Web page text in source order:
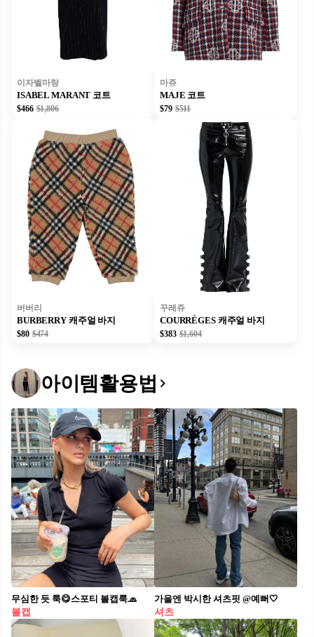
이자벨마랑
ISABEL MARANT 코트
$466 $1,806
마쥬
MAJE 코트
$79 $511
버버리
BURBERRY 캐주얼 바지
$80 $474
꾸레쥬
COURRÈGES 캐주얼 바지
$383 $1,604
아이템활용법
무심한 듯 툭😋스포티 볼캡룩🧢​
볼캡
가을엔 박시한 셔츠핏 @예뻐🤍
셔츠